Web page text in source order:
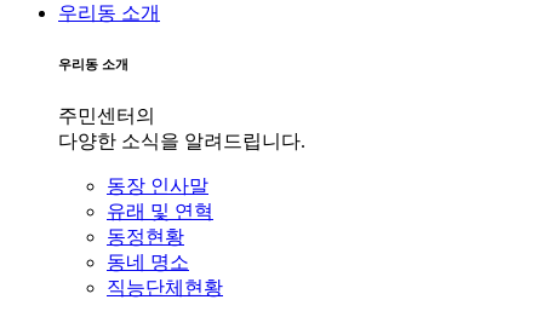
우리동 소개
우리동 소개
주민센터의
다양한 소식을 알려드립니다.
동장 인사말
유래 및 연혁
동정현황
동네 명소
직능단체현황